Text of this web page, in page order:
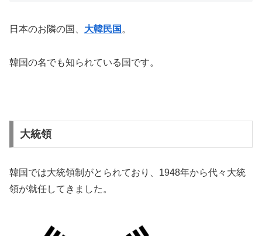
日本のお隣の国、 大韓民国 。
韓国の名でも知られている国です。
大統領
韓国では大統領制がとられており、1948年から代々大統
領が就任してきました。